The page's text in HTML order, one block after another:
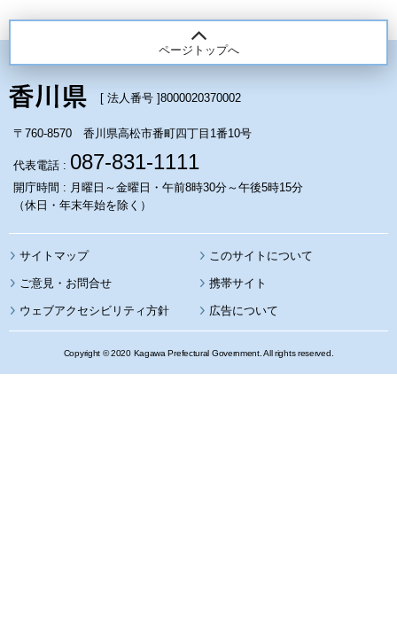
ページトップへ
[ 法人番号 ]8000020370002
〒760-8570 香川県高松市番町四丁目1番10号
代表電話 : 087-831-1111
開庁時間 : 月曜日～金曜日・午前8時30分～午後5時15分
（休日・年末年始を除く）
サイトマップ このサイトについて
携帯サイト
ウェブアクセシビリティ方針 広告について
Copyright © 2020 Kagawa Prefectural Government. All rights reserved.